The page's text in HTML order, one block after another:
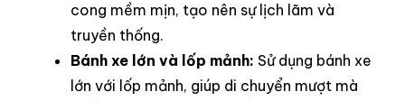
cong mềm mịn, tạo nên sự lịch lãm và
truyền thống.
Bánh xe lớn và lốp mảnh: Sử dụng bánh xe
lớn với lốp mảnh, giúp di chuyển mượt mà